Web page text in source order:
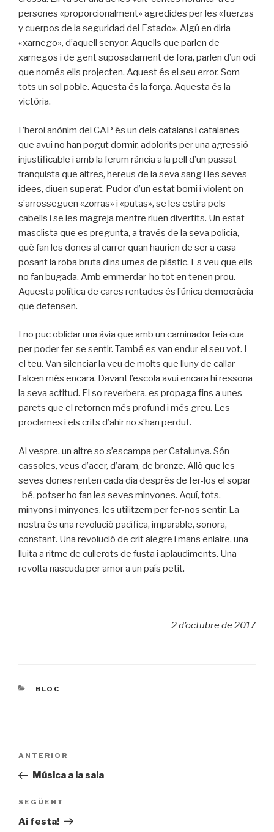
persones «proporcionalment» agredides per les «fuerzas
y cuerpos de la seguridad del Estado». Algú en diria
«xarnego», d’aquell senyor. Aquells que parlen de
xarnegos i de gent suposadament de fora, parlen d’un odi
que només ells projecten. Aquest és el seu error. Som
tots un sol poble. Aquesta és la força. Aquesta és la
victòria.
L’heroi anònim del CAP és un dels catalans i catalanes
que avui no han pogut dormir, adolorits per una agressió
injustificable i amb la ferum rància a la pell d’un passat
franquista que altres, hereus de la seva sang i les seves
idees, diuen superat. Pudor d’un estat borni i violent on
s’arrosseguen «zorras» i «putas», se les estira pels
cabells i se les magreja mentre riuen divertits. Un estat
masclista que es pregunta, a través de la seva policia,
què fan les dones al carrer quan haurien de ser a casa
posant la roba bruta dins urnes de plàstic. Es veu que ells
no fan bugada. Amb emmerdar-ho tot en tenen prou.
Aquesta política de cares rentades és l’única democràcia
que defensen.
I no puc oblidar una àvia que amb un caminador feia cua
per poder fer-se sentir. També es van endur el seu vot. I
el teu. Van silenciar la veu de molts que lluny de callar
l’alcen més encara. Davant l’escola avui encara hi ressona
la seva actitud. El so reverbera, es propaga fins a unes
parets que el retornen més profund i més greu. Les
proclames i els crits d’ahir no s’han perdut.
Al vespre, un altre so s’escampa per Catalunya. Són
cassoles, veus d’acer, d’aram, de bronze. Allò que les
seves dones renten cada dia després de fer-los el sopar
-bé, potser ho fan les seves minyones. Aquí, tots,
minyons i minyones, les utilitzem per fer-nos sentir. La
nostra és una revolució pacífica, imparable, sonora,
constant. Una revolució de crit alegre i mans enlaire, una
lluita a ritme de cullerots de fusta i aplaudiments. Una
revolta nascuda per amor a un país petit.
2 d’octubre de 2017
CATEGORIES
BLOC
Entrada
prèvia
ANTERIOR
Música a la sala
Entrada
següent
SEGÜENT
Ai festa!